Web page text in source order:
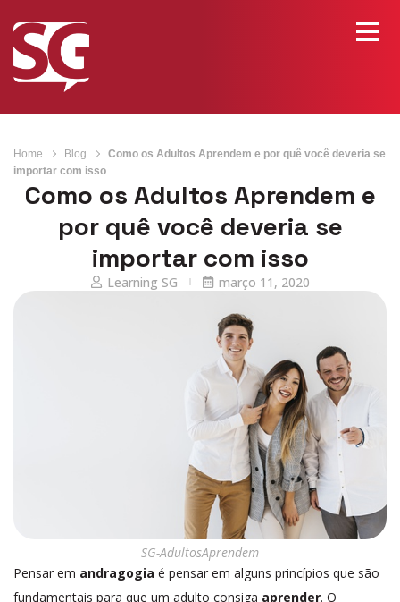
Home Blog
Como os Adultos Aprendem e por quê você deveria se
importar com isso
Como os Adultos Aprendem e
por quê você deveria se
importar com isso
Learning SG março 11, 2020
SG-AdultosAprendem
Pensar em andragogia é pensar em alguns princípios que são
fundamentais para que um adulto consiga aprender. O